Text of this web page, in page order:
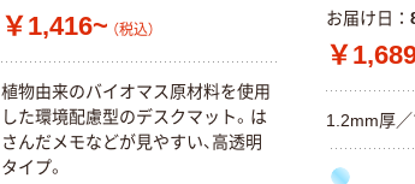
￥1,416~ （税込）
植物由来のバイオマス原材料を使用
した環境配慮型のデスクマット。は
さんだメモなどが見やすい、高透明
タイプ。
お届け日
￥
1.2mm厚